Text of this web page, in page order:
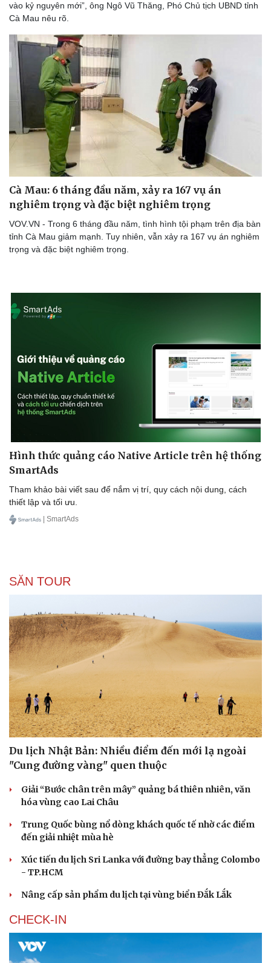
Ăn sạch sống khỏe
Văn hóa
Sân khấu - Điện ảnh
Văn học
Âm nhạc
Di sản
Giải trí
Nghệ sĩ
Thời trang
Sao Việt
vào kỷ nguyên mới”, ông Ngô Vũ Thăng, Phó Chủ tịch UBND tỉnh
Cà Mau nêu rõ.
Cà Mau: 6 tháng đầu năm, xảy ra 167 vụ án
nghiêm trọng và đặc biệt nghiêm trọng
VOV.VN - Trong 6 tháng đầu năm, tình hình tội phạm trên địa bàn
tỉnh Cà Mau giảm mạnh. Tuy nhiên, vẫn xảy ra 167 vụ án nghiêm
trọng và đặc biệt nghiêm trọng.
Hình thức quảng cáo Native Article trên hệ thống
SmartAds
Tham khảo bài viết sau để nắm vị trí, quy cách nội dung, cách
thiết lập và tối ưu.
| SmartAds
SĂN TOUR
Du lịch Nhật Bản: Nhiều điểm đến mới lạ ngoài
"Cung đường vàng" quen thuộc
Giải “Bước chân trên mây” quảng bá thiên nhiên, văn
hóa vùng cao Lai Châu
Trung Quốc bùng nổ dòng khách quốc tế nhờ các điểm
đến giải nhiệt mùa hè
Xúc tiến du lịch Sri Lanka với đường bay thẳng Colombo
- TP.HCM
Nâng cấp sản phẩm du lịch tại vùng biển Đắk Lắk
CHECK-IN